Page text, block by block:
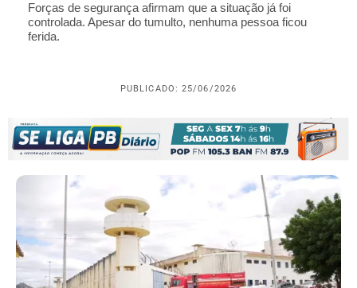
Forças de segurança afirmam que a situação já foi
controlada. Apesar do tumulto, nenhuma pessoa ficou
ferida.
PUBLICADO: 25/06/2026